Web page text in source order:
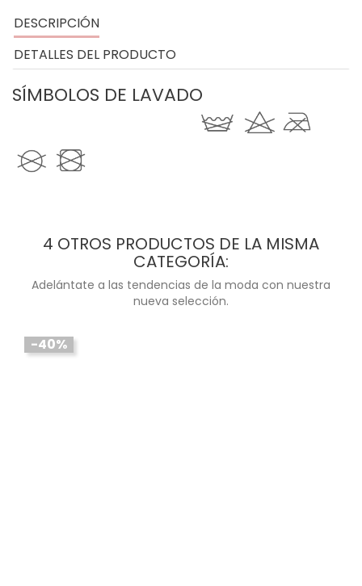
DESCRIPCIÓN
DETALLES DEL PRODUCTO
SÍMBOLOS DE LAVADO
4 OTROS PRODUCTOS DE LA MISMA
CATEGORÍA:
Adelántate a las tendencias de la moda con nuestra
nueva selección.
-40%